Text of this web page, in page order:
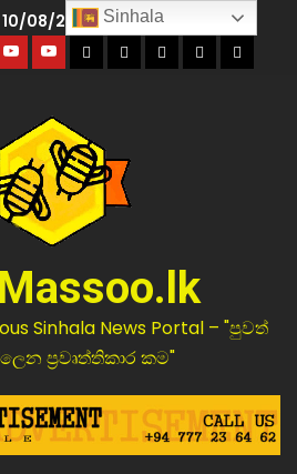
10/08/2026
Sinhala News Portal – "පුවත්
ප්‍රවෘත්තිකාර කම"
Sinhala